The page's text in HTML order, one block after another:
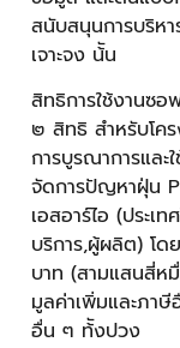
สนับสนุนการบริห
เจาะจง น้ัน
สิทธิการใช้งานซอ
๒ สิทธิ สําหรับโค
การบูรณาการและ
จัดการปัญหาฝุ่น
เอสอาร์ไอ (ประเ
บริการ,ผู้ผลิต) โ
บาท (สามแสนสี่ห
มูลค่าเพิ่มและภาษี
อื่น ๆ ท้ังปวง